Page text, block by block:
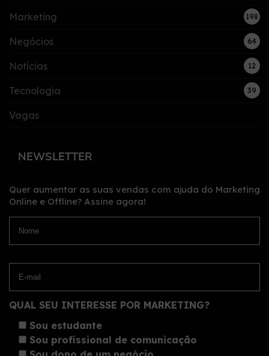
Marketing 198
Negócios 64
Notícias 12
Tecnologia 39
Vagas
NEWSLETTER
Quer aumentar as suas vendas com ajuda do Marketing
Online e Offline? Assine agora!
QUAL SEU INTERESSE POR MARKETING?
Sou estudante
Sou profissional de comunicação